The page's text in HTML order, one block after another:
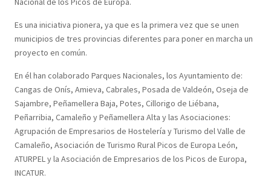
Es una iniciativa pionera, ya que es la primera vez que se unen
municipios de tres provincias diferentes para poner en marcha un
proyecto en común.
En él han colaborado Parques Nacionales, los Ayuntamiento de:
Cangas de Onís, Amieva, Cabrales, Posada de Valdeón, Oseja de
Sajambre, Peñamellera Baja, Potes, Cillorigo de Liébana,
Peñarribia, Camaleño y Peñamellera Alta y las Asociaciones:
Agrupación de Empresarios de Hostelería y Turismo del Valle de
Camaleño, Asociación de Turismo Rural Picos de Europa León,
ATURPEL y la Asociación de Empresarios de los Picos de Europa,
INCATUR.